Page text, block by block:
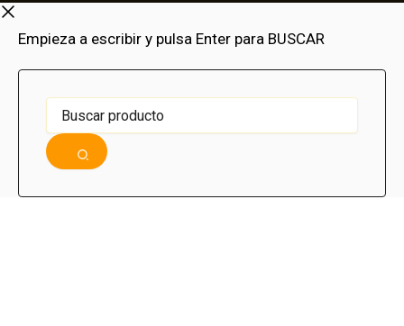
Empieza a escribir y pulsa Enter para BUSCAR
producto